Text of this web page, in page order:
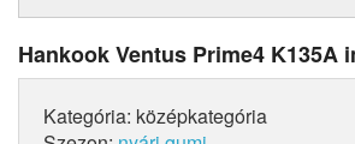
Hankook Ventus Prime4 K135A
Kategória: középkategória